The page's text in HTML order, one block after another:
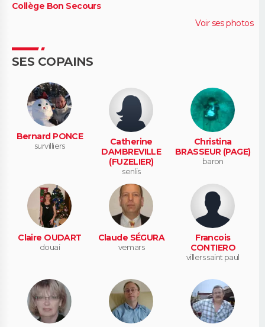
Collège Bon Secours
Voir ses photos
SES COPAINS
Bernard PONCE
survilliers
Catherine
DAMBREVILLE
(FUZELIER)
senlis
Christina
BRASSEUR (PAGE)
baron
Claire OUDART
douai
Claude SÉGURA
vemars
Francois
CONTIERO
villers saint paul